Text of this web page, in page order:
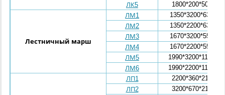
ЛК5
1800*200*500
Лестничный марш
ЛМ1
1350*3200*630
ЛМ2
1350*2200*630
ЛМ3
1670*3200*559
ЛМ4
1670*2200*559
ЛМ5
1990*3200*1199
ЛМ6
1990*2200*1199
ЛП1
2200*360*210
ЛП2
3200*670*210